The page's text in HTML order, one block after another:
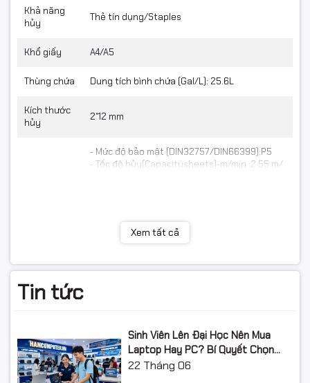
Khả năng
hủy
Thẻ tín dụng/Staples
Khổ giấy A4/A5
Thùng chứa Dung tích bình chứa (Gal/L): 25.6L
Kích thước
hủy
2*12 mm
Mô tả khác
- Mức độ bảo mật (DIN32757/DIN66399):P5
- Tốc độ hủy(Capacitysheets)-m/min :2.55 m/
- Cửa hủy CD:Không
- Tự khởi động Có
- Chế độ ngủ ( tiết kiệm điện) Có
- Kiểu dáng : Gọn nhẹ;Cá nhân, giá đình, văn
phòng, cơ quan
- Màu sắc : Xám & Bạc
- Loại động cơ : Động cơ cảm ứng
Xem tất cả
Tin tức
Sinh Viên Lên Đại Học Nên Mua
Laptop Hay PC? Bí Quyết Chọn
Máy Tính Đúng Nhu Cầu, Không
22 Tháng 06